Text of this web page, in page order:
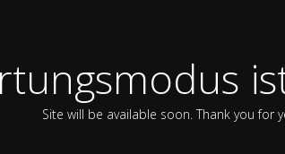
Site will be available soon. Thank you for